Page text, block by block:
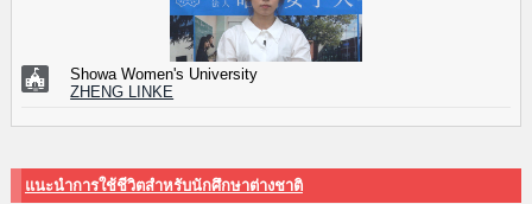
Showa Women's University
ZHENG LINKE
แนะนำการใช้ชีวิตสำหรับนักศึกษาต่างชาติ